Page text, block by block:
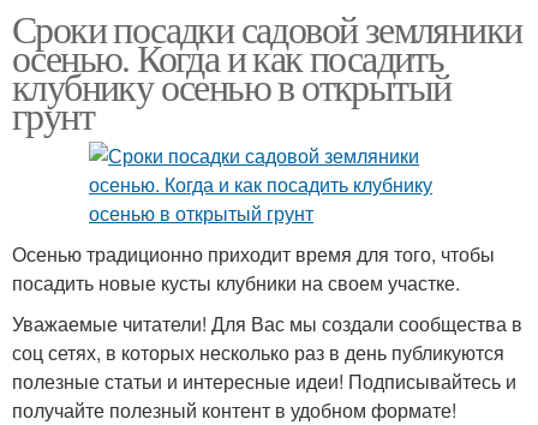
Сроки посадки садовой земляники
осенью. Когда и как посадить
клубнику осенью в открытый
грунт
Осенью традиционно приходит время для того, чтобы
посадить новые кусты клубники на своем участке.
Уважаемые читатели! Для Вас мы создали сообщества в
соц сетях, в которых несколько раз в день публикуются
полезные статьи и интересные идеи! Подписывайтесь и
получайте полезный контент в удобном формате!